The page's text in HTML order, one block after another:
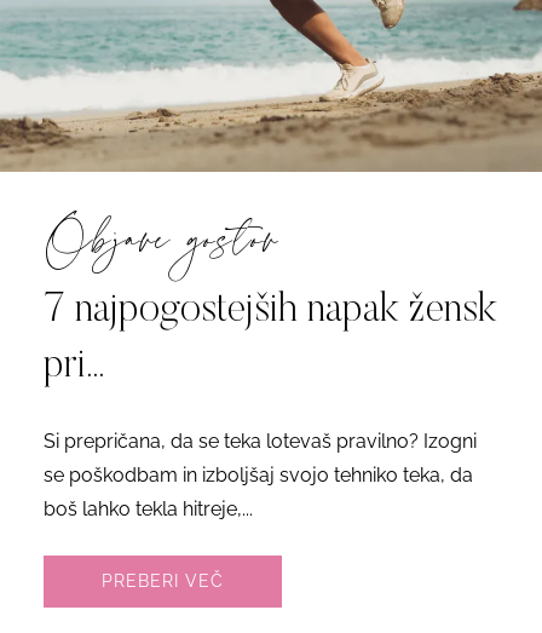
Objave gostov
7 najpogostejših napak žensk
pri...
Si prepričana, da se teka lotevaš pravilno? Izogni
se poškodbam in izboljšaj svojo tehniko teka, da
boš lahko tekla hitreje,...
PREBERI VEČ